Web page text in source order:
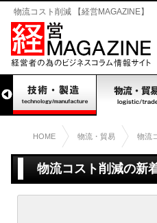
物流コスト削減 【経営MAGAZINE】
HOME 物流・貿易 物流
物流コスト削減の新